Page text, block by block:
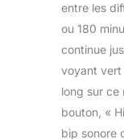
entre les
ou 180
continue
voyant vert
long sur ce
bouton, «
bip sonore